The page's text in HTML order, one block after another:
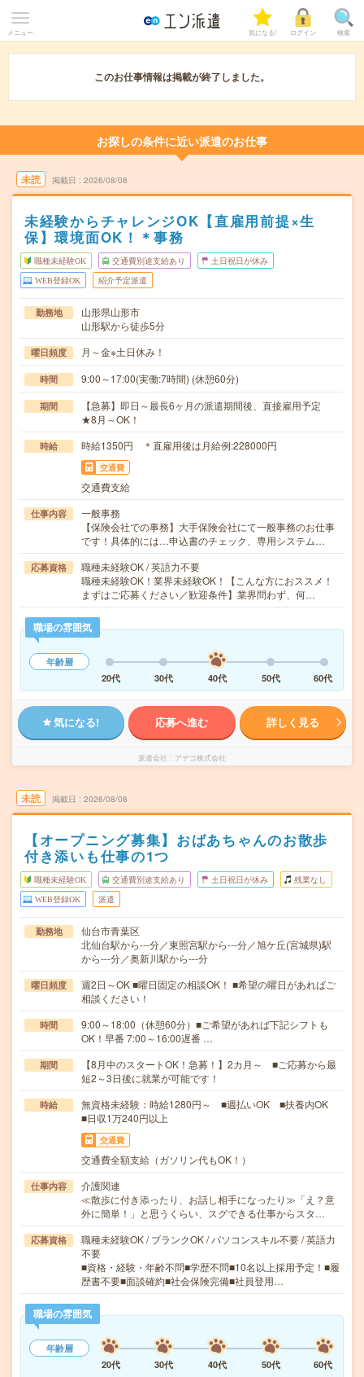
メニュー 気になる! ログイン 検索
このお仕事情報は掲載が終了しました。
お探しの条件に近い派遣のお仕事
未読 掲載日 2026/08/08
未経験からチャレンジOK【直雇用前提×生
保】環境面OK！＊事務
職種未経験OK 交通費別途支給あり 土日祝日が休み
WEB登録OK 紹介予定派遣
勤務地
山形県山形市
山形駅から徒歩5分
曜日頻度 月～金※土日休み！
時間 9:00～17:00(実働:7時間) (休憩60分)
期間
【急募】即日～最長6ヶ月の派遣期間後、直接雇用予定
★8月～OK！
時給 時給1350円 ＊直雇用後は月給例:228000円
交通費
交通費支給
仕事内容
一般事務
【保険会社での事務】大手保険会社にて一般事務のお仕事
です！具体的には…申込書のチェック、専用システム…
応募資格
職種未経験OK / 英語力不要
職種未経験OK！業界未経験OK！【こんな方におススメ！
まずはご応募ください／歓迎条件】業界問わず、何…
職場の雰囲気
年齢層
20代
30代 40代 50代 60代
気になる! 応募へ進む 詳しく見る
派遣会社 アデコ株式会社
未読 掲載日 2026/08/08
【オープニング募集】おばあちゃんのお散歩
付き添いも仕事の1つ
職種未経験OK 交通費別途支給あり 土日祝日が休み 残業なし
WEB登録OK 派遣
勤務地
仙台市青葉区
北仙台駅から---分／東照宮駅から---分／旭ケ丘(宮城県)駅
から---分／奥新川駅から---分
曜日頻度
週2日～OK ■曜日固定の相談OK！ ■希望の曜日があればご
相談ください！
時間
9:00～18:00（休憩60分）■ご希望があれば下記シフトも
OK！早番 7:00～16:00遅番 …
期間
【8月中のスタートOK！急募！】2カ月～ ■ご応募から最
短2～3日後に就業が可能です！
時給
無資格未経験：時給1280円～ ■週払いOK ■扶養内OK
■日収1万240円以上
交通費
交通費全額支給（ガソリン代もOK！）
仕事内容
介護関連
≪散歩に付き添ったり、お話し相手になったり≫「え？意
外に簡単！」と思うくらい、スグできる仕事からスタ…
応募資格
職種未経験OK / ブランクOK / パソコンスキル不要 / 英語力
不要
■資格・経験・年齢不問■学歴不問■10名以上採用予定！■履
歴書不要■面談確約■社会保険完備■社員登用…
職場の雰囲気
年齢層
20代
30代 40代 50代
60代